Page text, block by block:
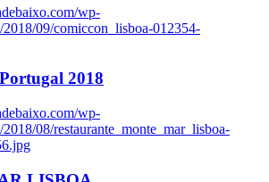
wp-
2018/09/comiccon_lisboa-012354-
2018
wp-
08/restaurante_monte_mar_lisboa-